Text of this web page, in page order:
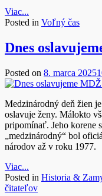
Viac...
Posted in Voľný čas
Dnes
Posted on 8. marca 2025
Medzinárodný deň žien
oslavuje ženy. Málokto
pripomínať. Jeho korene
„medzinárodný“ bol
národov až v roku 1977.
Viac...
Posted in Historia &
čitateľov